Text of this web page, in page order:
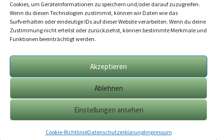
Cookies, um Geräteinformationen zu speichern und/oder darauf zuzugreifen.
Wenn du diesen Technologien zustimmst, können wir Daten wie das
Surfverhalten oder eindeutige IDs auf dieser Website verarbeiten. Wenn du deine
Zustimmung nicht erteilst oder zurückziehst, können bestimmte Merkmale und
Funktionen beeinträchtigt werden.
Akzeptieren
Ablehnen
Einstellungen ansehen
Cookie-RichtlinieDatenschutzerklärungImpressum
Geschäftsbedingungen
Cookie-Richtlinie (EU)